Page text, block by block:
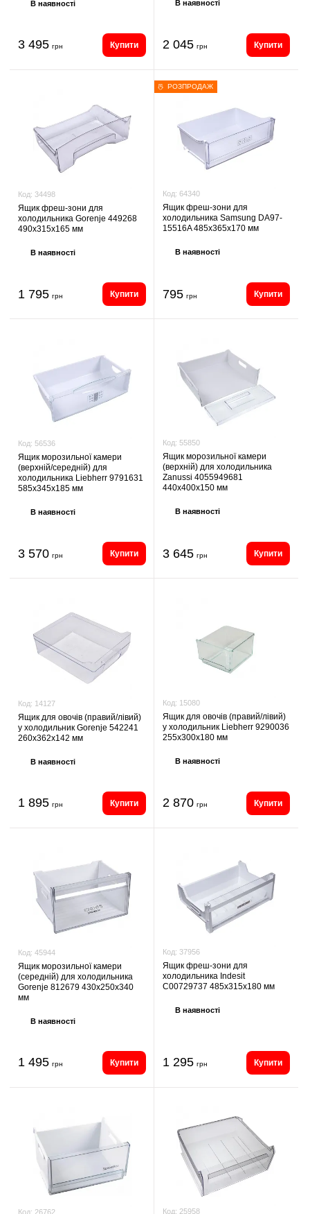
В наявності
3 495 грн Купити
В наявності
2 045 грн Купити
Код: 34498
Ящик фреш-зони для
холодильника Gorenje 449268
490х315х165 мм
В наявності
1 795 грн Купити
Код: 64340
Ящик фреш-зони для
холодильника Samsung DA97-
15516A 485х365х170 мм
РОЗПРОДАЖ
В наявності
795 грн Купити
Код: 56536
Ящик морозильної камери
(верхній/середній) для
холодильника Liebherr 9791631
585х345х185 мм
В наявності
3 570 грн Купити
Код: 55850
Ящик морозильної камери
(верхній) для холодильника
Zanussi 4055949681
440х400х150 мм
В наявності
3 645 грн Купити
Код: 14127
Ящик для овочів (правий/лівий)
у холодильник Gorenje 542241
260х362х142 мм
В наявності
1 895 грн Купити
Код: 15080
Ящик для овочів (правий/лівий)
у холодильник Liebherr 9290036
255х300х180 мм
В наявності
2 870 грн Купити
Код: 45944
Ящик морозильної камери
(середній) для холодильника
Gorenje 812679 430х250х340
мм
В наявності
1 495 грн Купити
Код: 37956
Ящик фреш-зони для
холодильника Indesit
C00729737 485х315х180 мм
В наявності
1 295 грн Купити
Код: 26762 Код: 25958